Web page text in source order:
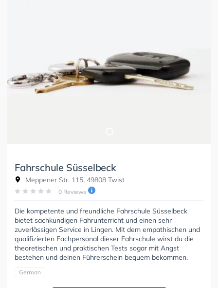
Fahrschule Süsselbeck
Meppener Str. 115, 49808 Twist
0 Reviews
Die kompetente und freundliche Fahrschule Süsselbeck
bietet sachkundigen Fahrunterricht und einen sehr
zuverlässigen Service in Lingen. Mit dem empathischen und
qualifizierten Fachpersonal dieser Fahrschule wirst du die
theoretischen und praktischen Tests sogar mit Angst
bestehen und deinen Führerschein bequem bekommen.
German